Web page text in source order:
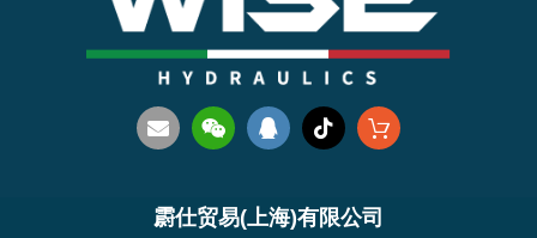
霨仕贸易(上海)有限公司